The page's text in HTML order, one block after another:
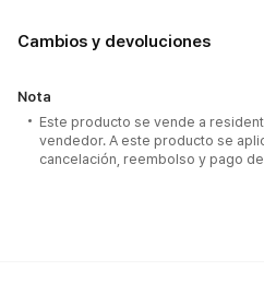
Cambios y devoluciones
Nota
Este producto se vende a
vendedor. A este producto se
cancelación, reembolso y pago